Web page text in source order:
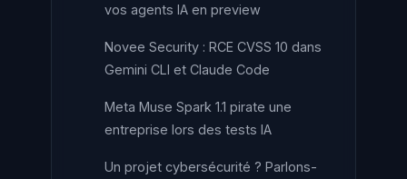
vos agents IA en preview
Novee Security : RCE CVSS 10 dans
Gemini CLI et Claude Code
Meta Muse Spark 1.1 pirate une
entreprise lors des tests IA
Un projet cybersécurité ? Parlons-